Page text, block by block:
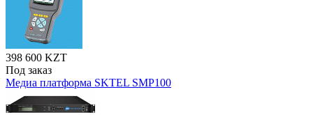
398 600 KZT
Под заказ
Медиа платформа SKTEL SMP100